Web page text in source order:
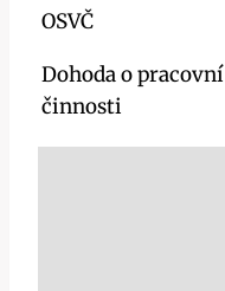
OSVČ
Dohoda o pracovní
činnosti